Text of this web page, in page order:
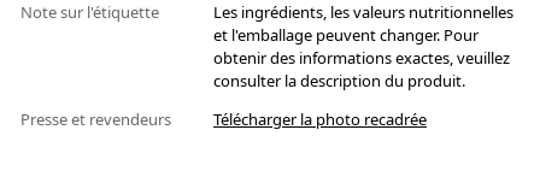
Note sur l'étiquette
Les ingrédients, les valeurs nutritionnelles
et l'emballage peuvent changer. Pour
obtenir des informations exactes, veuillez
consulter la description du produit.
Presse et revendeurs
Télécharger la photo recadrée